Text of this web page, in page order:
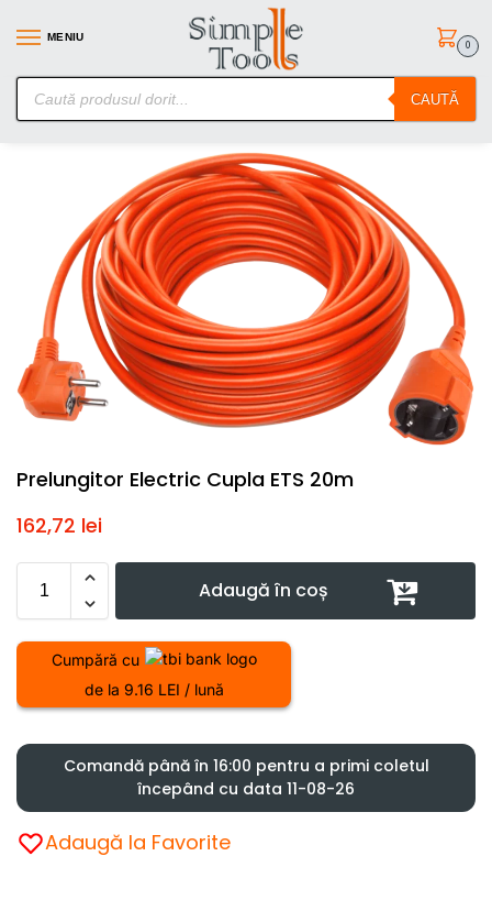
MENIU
CAUTĂ
0
SimpleTools.ro – Gasesti orice – Comanzi simplu
Prima pagină
Cabluri Electrice Prelungitor Electric Cupla ETS 20m
Prelungitor Electric Cupla ETS 20m
162,72 lei
Adaugă în coș
Cumpără cu
de la 9.16 LEI / lună
Comandă până în 16:00 pentru a primi coletul
începând cu data 11-08-26
Adaugă la Favorite